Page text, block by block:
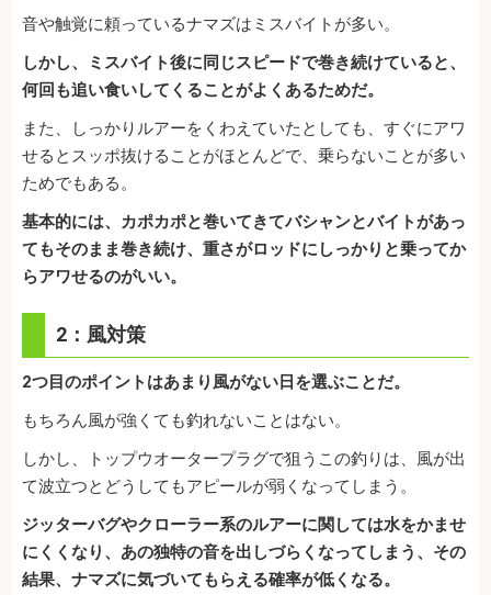
音や触覚に頼っているナマズはミスバイトが多い。
しかし、ミスバイト後に同じスピードで巻き続けていると、
何回も追い食いしてくることがよくあるためだ。
また、しっかりルアーをくわえていたとしても、すぐにアワ
せるとスッポ抜けることがほとんどで、乗らないことが多い
ためでもある。
基本的には、カポカポと巻いてきてバシャンとバイトがあっ
てもそのまま巻き続け、重さがロッドにしっかりと乗ってか
らアワせるのがいい。
2：風対策
2つ目のポイントはあまり風がない日を選ぶことだ。
もちろん風が強くても釣れないことはない。
しかし、トップウオータープラグで狙うこの釣りは、風が出
て波立つとどうしてもアピールが弱くなってしまう。
ジッターバグやクローラー系のルアーに関しては水をかませ
にくくなり、あの独特の音を出しづらくなってしまう、その
結果、ナマズに気づいてもらえる確率が低くなる。